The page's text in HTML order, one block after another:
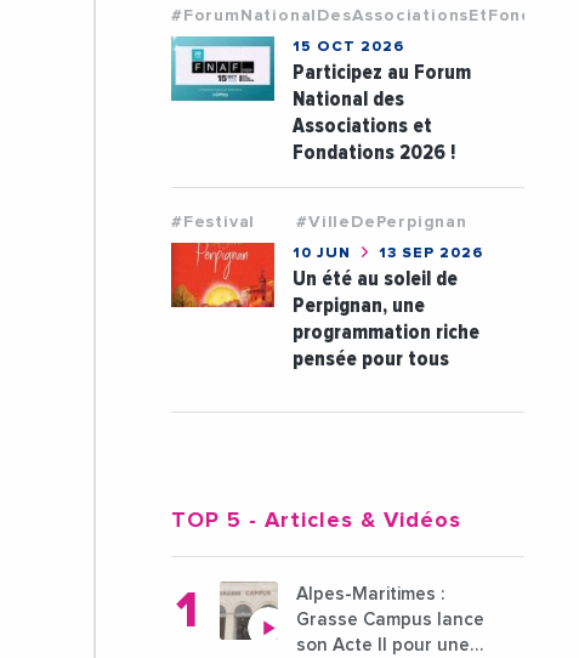
15 OCT 2026
Participez au Forum
National des
Associations et
Fondations 2026 !
#Festival #VilleDePerpignan
10 JUN 13 SEP 2026
Un été au soleil de
Perpignan, une
programmation riche
pensée pour tous
TOP 5 - Articles & Vidéos
Alpes-Maritimes :
Grasse Campus lance
son Acte II pour une